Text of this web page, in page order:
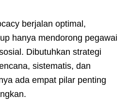
berjalan optimal,
hanya mendorong pegawai
Dibutuhkan strategi
sistematis, dan
ada empat pilar penting